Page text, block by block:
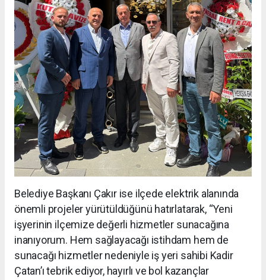
Belediye Başkanı Çakır ise ilçede elektrik alanında
önemli projeler yürütüldüğünü hatırlatarak, “Yeni
işyerinin ilçemize değerli hizmetler sunacağına
inanıyorum. Hem sağlayacağı istihdam hem de
sunacağı hizmetler nedeniyle iş yeri sahibi Kadir
Çatan’ı tebrik ediyor, hayırlı ve bol kazançlar